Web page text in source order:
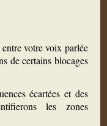
votre voix parlée
de certains blocages
écartées et des
les zones